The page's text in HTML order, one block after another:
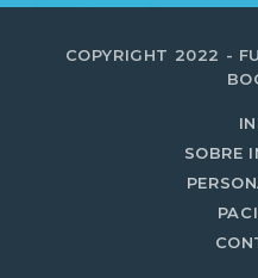
COPYRIGHT 2022 -
SOBRE